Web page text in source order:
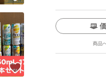
商品
いいね！